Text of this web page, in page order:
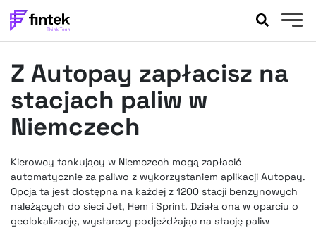
BANKOWOŚĆ
EVENTY
FELIETONY
WYWIADY
PODCASTY
FINTEKEXTRA
OKIEM EKSPERTA
Z Autopay zapłacisz na
stacjach paliw w
Niemczech
Kierowcy tankujący w Niemczech mogą zapłacić
automatycznie za paliwo z wykorzystaniem aplikacji Autopay.
Opcja ta jest dostępna na każdej z 1200 stacji benzynowych
należących do sieci Jet, Hem i Sprint. Działa ona w oparciu o
geolokalizację, wystarczy podjeżdżając na stację paliw